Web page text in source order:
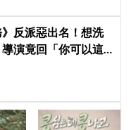
反派惡出名！想洗
演竟回「你可以這